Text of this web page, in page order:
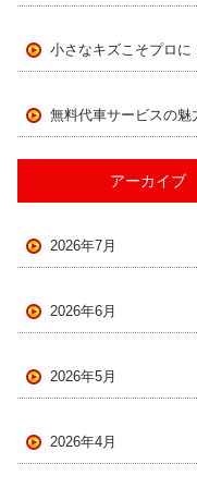
アーカイブ
2026年7月
2026年6月
2026年5月
2026年4月